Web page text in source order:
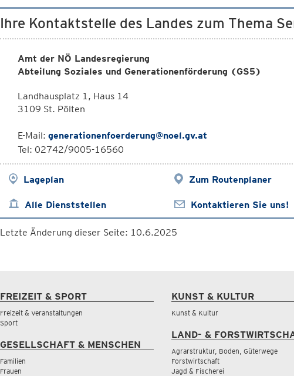
Ihre Kontaktstelle des Landes zum Thema
Amt der NÖ Landesregierung
Abteilung Soziales und Generationenförderung (GS5)
Landhausplatz 1, Haus 14
3109 St. Pölten
E-Mail: generationenfoerderung@noel.gv.at
Tel: 02742/9005-16560
Lageplan Zum Routenplaner
Alle Dienststellen Kontaktieren Sie uns!
Letzte Änderung dieser Seite: 10.6.2025
FREIZEIT & SPORT
Freizeit & Veranstaltungen
Sport
GESELLSCHAFT & MENSCHEN
Familien
Frauen
KUNST & KULTUR
Kunst & Kultur
LAND- &
Agrarstruktur, Boden, Güterwege
Forstwirtschaft
Jagd & Fischerei